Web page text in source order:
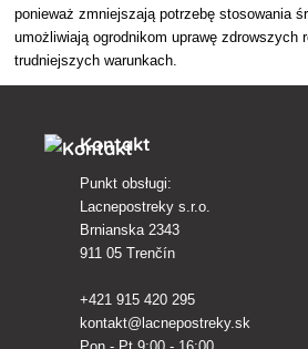
ponieważ zmniejszają potrzebę stosowania
umożliwiają ogrodnikom uprawę zdrowszych
trudniejszych warunkach.
Kontakt
Punkt obsługi:
Lacnepostreky s.r.o.
Brnianska 2343
911 05 Trenčín
+421 915 420 295
kontakt@lacnepostreky.sk